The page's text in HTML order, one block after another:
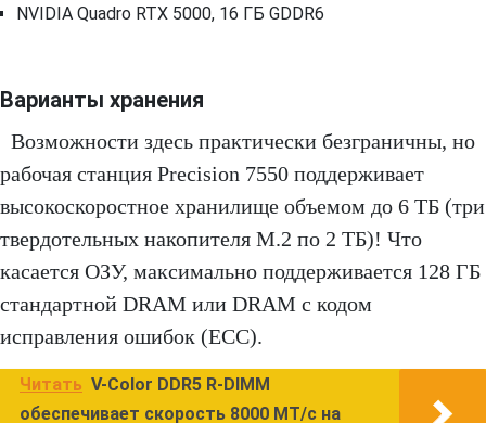
NVIDIA Quadro RTX 5000, 16 ГБ GDDR6
Варианты хранения
Возможности здесь практически безграничны, но
рабочая станция Precision 7550 поддерживает
высокоскоростное хранилище объемом до 6 ТБ (три
твердотельных накопителя M.2 по 2 ТБ)! Что
касается ОЗУ, максимально поддерживается 128 ГБ
стандартной DRAM или DRAM с кодом
исправления ошибок (ECC).
Читать V-Color DDR5 R-DIMM
обеспечивает скорость 8000 МТ/с на